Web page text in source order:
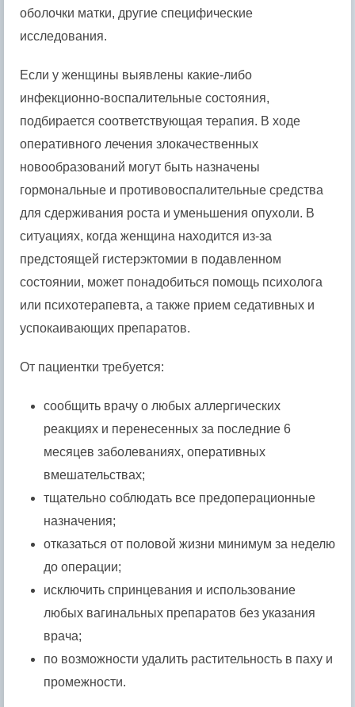
оболочки матки, другие специфические
исследования.
Если у женщины выявлены какие-либо
инфекционно-воспалительные состояния,
подбирается соответствующая терапия. В ходе
оперативного лечения злокачественных
новообразований могут быть назначены
гормональные и противовоспалительные средства
для сдерживания роста и уменьшения опухоли. В
ситуациях, когда женщина находится из-за
предстоящей гистерэктомии в подавленном
состоянии, может понадобиться помощь психолога
или психотерапевта, а также прием седативных и
успокаивающих препаратов.
От пациентки требуется:
сообщить врачу о любых аллергических
реакциях и перенесенных за последние 6
месяцев заболеваниях, оперативных
вмешательствах;
тщательно соблюдать все предоперационные
назначения;
отказаться от половой жизни минимум за неделю
до операции;
исключить спринцевания и использование
любых вагинальных препаратов без указания
врача;
по возможности удалить растительность в паху и
промежности.